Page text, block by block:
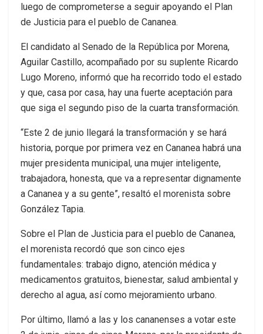
luego de comprometerse a seguir apoyando el Plan
de Justicia para el pueblo de Cananea.
El candidato al Senado de la República por Morena,
Aguilar Castillo, acompañado por su suplente Ricardo
Lugo Moreno, informó que ha recorrido todo el estado
y que, casa por casa, hay una fuerte aceptación para
que siga el segundo piso de la cuarta transformación.
“Este 2 de junio llegará la transformación y se hará
historia, porque por primera vez en Cananea habrá una
mujer presidenta municipal, una mujer inteligente,
trabajadora, honesta, que va a representar dignamente
a Cananea y a su gente”, resaltó el morenista sobre
González Tapia.
Sobre el Plan de Justicia para el pueblo de Cananea,
el morenista recordó que son cinco ejes
fundamentales: trabajo digno, atención médica y
medicamentos gratuitos, bienestar, salud ambiental y
derecho al agua, así como mejoramiento urbano.
Por último, llamó a las y los cananenses a votar este